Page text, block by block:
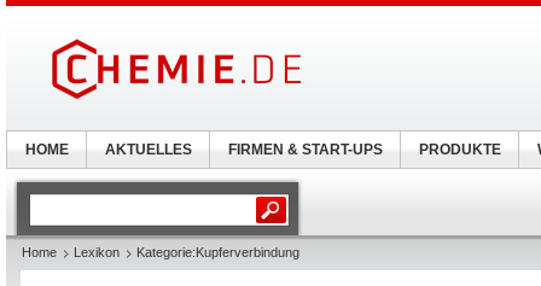
Home Lexikon Kategorie:Kupferverbindung
HOME AKTUELLES FIRMEN & START-UPS PRODUKTE